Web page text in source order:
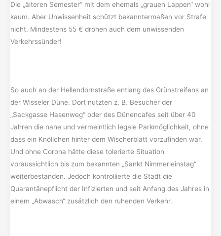
Die „älteren Semester“ mit dem ehemals „grauen Lappen“ wohl
kaum. Aber Unwissenheit schützt bekanntermaßen vor Strafe
nicht. Mindestens 55 € drohen auch dem unwissenden
Verkehrssünder!
So auch an der Hellendornstraße entlang des Grünstreifens an
der Wisseler Düne. Dort nutzten z. B. Besucher der
„Sackgasse Hasenweg“ oder des Dünencafes seit über 40
Jahren die nahe und vermeintlich legale Parkmöglichkeit, ohne
dass ein Knöllchen hinter dem Wischerblatt vorzufinden war.
Und ohne Corona hätte diese tolerierte Situation
voraussichtlich bis zum bekannten „Sankt Nimmerleinstag“
weiterbestanden. Jedoch kontrollierte die Stadt die
Quarantänepflicht der Infizierten und seit Anfang des Jahres in
einem „Abwasch“ zusätzlich den ruhenden Verkehr.